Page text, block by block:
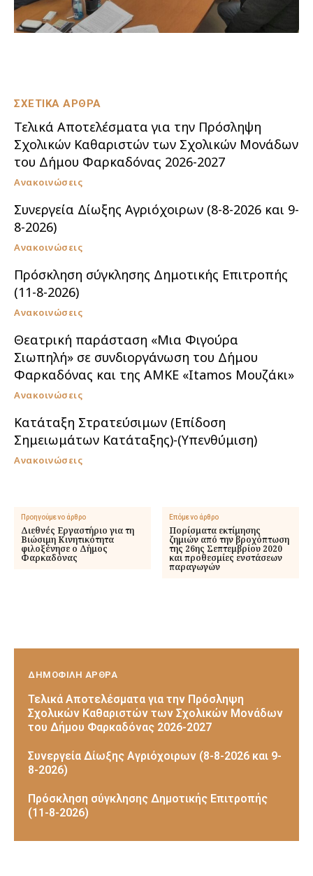
ΣΧΕΤΙΚΑ ΑΡΘΡΑ
Τελικά Αποτελέσματα για την Πρόσληψη
Σχολικών Καθαριστών των Σχολικών Μονάδων
του Δήμου Φαρκαδόνας 2026-2027
Ανακοινώσεις
Συνεργεία Δίωξης Αγριόχοιρων (8-8-2026 και 9-
8-2026)
Ανακοινώσεις
Πρόσκληση σύγκλησης Δημοτικής Επιτροπής
(11-8-2026)
Ανακοινώσεις
Θεατρική παράσταση «Μια Φιγούρα
Σιωπηλή» σε συνδιοργάνωση του Δήμου
Φαρκαδόνας και της ΑΜΚΕ «Itamos Μουζάκι»
Ανακοινώσεις
Κατάταξη Στρατεύσιμων (Επίδοση
Σημειωμάτων Κατάταξης)-(Υπενθύμιση)
Ανακοινώσεις
Προηγούμενο άρθρο
Διεθνές Εργαστήριο για τη
Βιώσιμη Κινητικότητα
φιλοξένησε ο Δήμος
Φαρκαδόνας
Επόμενο άρθρο
Πορίσματα εκτίμησης
ζημιών από την βροχόπτωση
της 26ης Σεπτεμβρίου 2020
και προθεσμίες ενστάσεων
παραγωγών
ΔΗΜΟΦΙΛΗ ΑΡΘΡΑ
Τελικά Αποτελέσματα για την Πρόσληψη
Σχολικών Καθαριστών των Σχολικών Μονάδων
του Δήμου Φαρκαδόνας 2026-2027
Συνεργεία Δίωξης Αγριόχοιρων (8-8-2026 και 9-
8-2026)
Πρόσκληση σύγκλησης Δημοτικής Επιτροπής
(11-8-2026)